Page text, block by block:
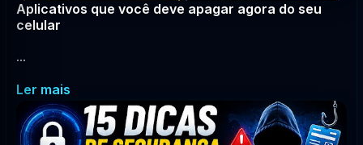
Aplicativos que você deve apagar agora do seu
celular
...
Ler mais